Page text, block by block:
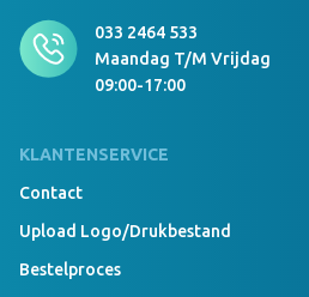
033 2464 533
Maandag T/m Vrijdag
09:00-17:00
KLANTENSERVICE
Contact
Upload Logo/drukbestand
Bestelproces